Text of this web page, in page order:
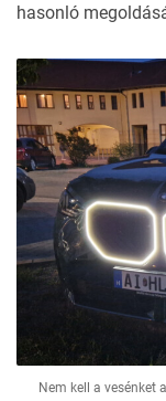
hasonló
Nem kell a vesénket